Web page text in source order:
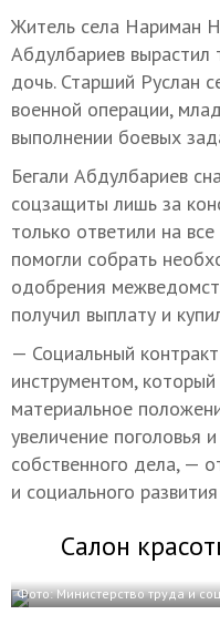
Житель села Нариман
Абдулбариев
дочь. Старший Руслан
военной операции,
выполнении боевых
Бегали Абдулбариев
соцзащиты лишь за
только ответили на
помогли собрать
одобрения
получил выплату и
— Социальный
инструментом,
материальное
увеличение поголовья
собственного дела, —
и социального
Салон
Фото: Министерство труда и